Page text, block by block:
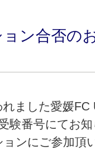
ョン合否の
ました愛媛FC
験番号にてお知
ンにご参加頂